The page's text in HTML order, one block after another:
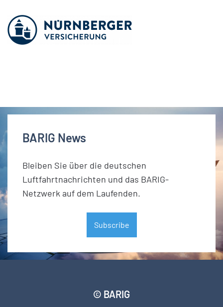
BARIG News
Bleiben Sie über die deutschen
Luftfahrtnachrichten und das BARIG-
Netzwerk auf dem Laufenden.
Subscribe
© BARIG